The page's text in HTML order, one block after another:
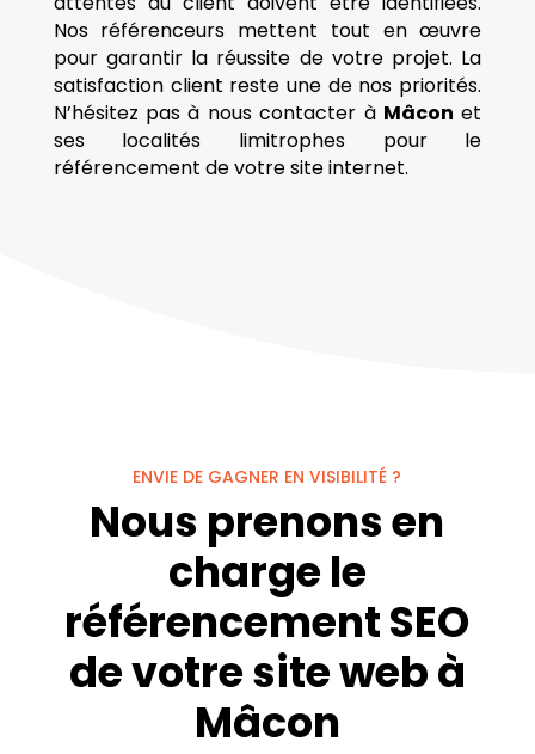
Nos référenceurs mettent tout en œuvre
pour garantir la réussite de votre projet. La
satisfaction client reste une de nos priorités.
N’hésitez pas à nous contacter à Mâcon et
ses localités limitrophes pour le
référencement de votre site internet.
ENVIE DE GAGNER EN VISIBILITÉ ?
Nous prenons en
charge le
référencement SEO
de votre site web à
Mâcon